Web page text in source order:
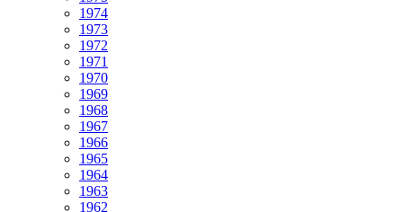
1974
1973
1972
1971
1970
1969
1968
1967
1966
1965
1964
1963
1962